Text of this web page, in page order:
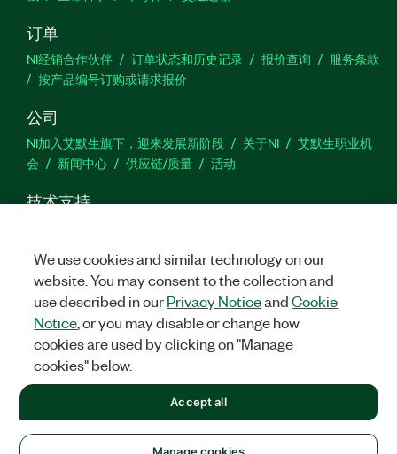
订单
NI经销合作伙伴 订单状态和历史记录 报价查询
服务条款
按产品编号订购或请求报价
公司
NI加入艾默生旗下，迎来发展新阶段 关于NI
艾默生职业机
会
新闻中心 供应链/质量 活动
技术支持
©2026NATIONAL INSTRUMENTS CORP. 恩艾 (中国) 仪器有限公司
版权所有.沪ICP备09002359号.
We use cookies and similar technology on our
website. You may consent to the collection and
use described in ourPrivacy NoticeandCookie
Notice , or you may disable or change how
cookies are used by clicking on "Manage
cookies" below.
Accept all